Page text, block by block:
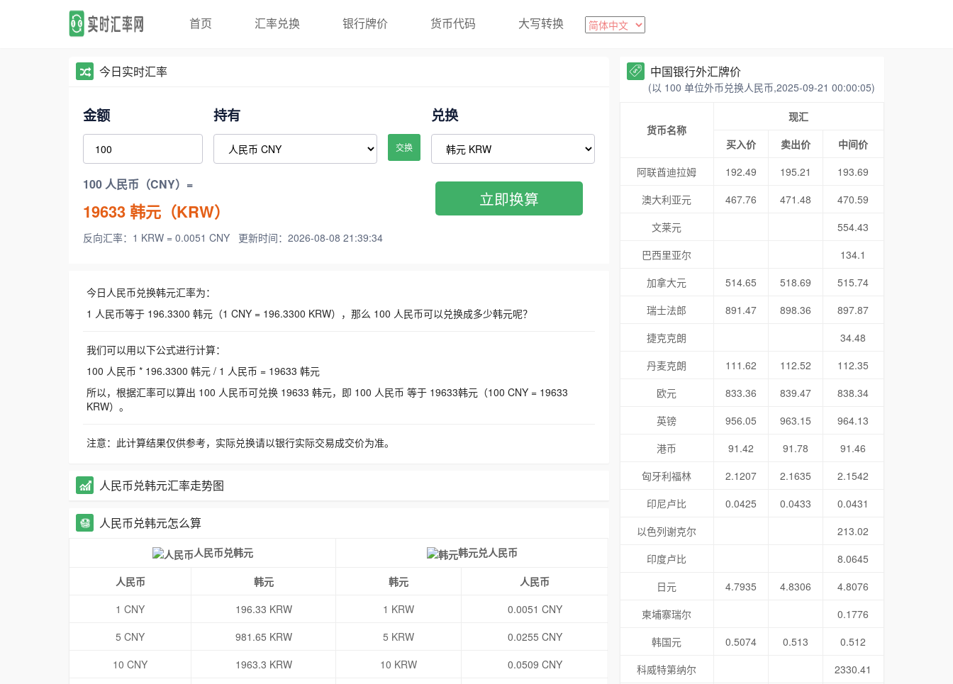
首页 汇率兑换 银行牌价 货币代码 大写转换
今日实时汇率
金额 持有
交换
兑换
100 人民币（CNY）=
19633韩元（KRW）
反向汇率：1 KRW = 0.0051 CNY 更新时间：2026-08-08 21:39:34
立即换算
今日人民币兑换韩元汇率为：
1 人民币等于 196.3300 韩元（1 CNY = 196.3300 KRW），那么 100 人民币可以兑换成多少韩元呢？
我们可以用以下公式进行计算：
100 人民币 * 196.3300 韩元 / 1 人民币 = 19633 韩元
所以，根据汇率可以算出 100 人民币可兑换 19633 韩元，即 100 人民币 等于 19633韩元（100 CNY = 19633
KRW）。
注意：此计算结果仅供参考，实际兑换请以银行实际交易成交价为准。
人民币兑韩元汇率走势图
人民币兑韩元怎么算
人民币兑韩元 韩元兑人民币
人民币 韩元 韩元
人民币
1 CNY
196.33 KRW 1 KRW
0.0051 CNY
5 CNY
981.65 KRW 5 KRW
0.0255 CNY
10 CNY
1963.3 KRW 10 KRW
0.0509 CNY
中国银行外汇牌价
(以 100 单位外币兑换人民币,2025-09-21 00:00:05)
货币名称
现汇
买入价
卖出价
中间价
阿联酋迪拉姆
192.49 195.21
193.69
澳大利亚元
467.76 471.48
470.59
文莱元
554.43
巴西里亚尔
134.1
加拿大元
514.65 518.69
515.74
瑞士法郎
891.47 898.36
897.87
捷克克朗
34.48
丹麦克朗
111.62 112.52
112.35
欧元
833.36 839.47
838.34
英镑
956.05 963.15
964.13
港币
91.42 91.78
91.46
匈牙利福林
2.1207 2.1635
2.1542
印尼卢比
0.0425 0.0433
0.0431
以色列谢克尔
213.02
印度卢比
8.0645
日元
4.7935 4.8306
4.8076
柬埔寨瑞尔
0.1776
韩国元
0.5074 0.513
0.512
科威特第纳尔
2330.41